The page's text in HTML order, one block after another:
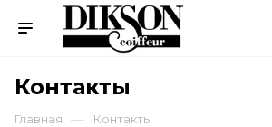
Контакты
Главная — Контакты